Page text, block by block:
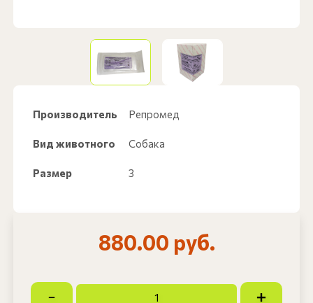
Производитель Репромед
Вид животного Собака
Размер 3
880.00 руб.